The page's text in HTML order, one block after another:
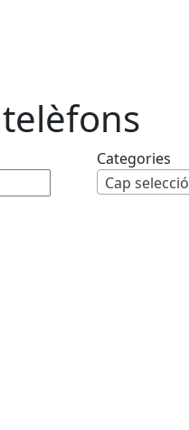
Categories
Cap selecció